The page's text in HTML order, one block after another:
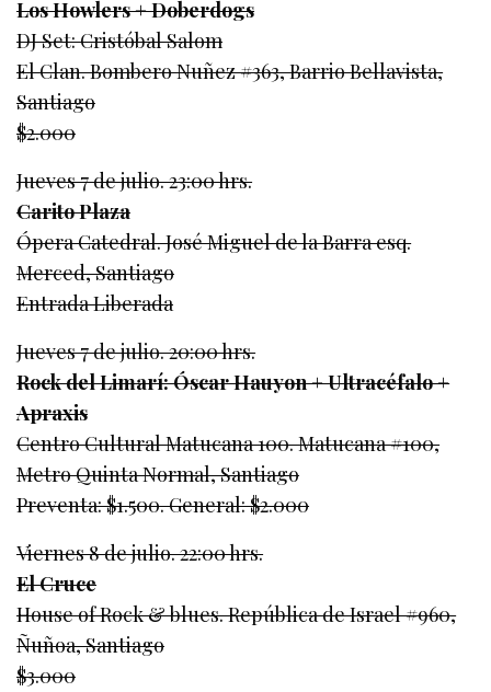
Los Howlers + Doberdogs
DJ Set: Cristóbal Salom
El Clan. Bombero Nuñez #363, Barrio Bellavista,
Santiago
$2.000
Jueves 7 de julio. 23:00 hrs.
Carito Plaza
Ópera Catedral. José Miguel de la Barra esq.
Merced, Santiago
Entrada Liberada
Jueves 7 de julio. 20:00 hrs.
Rock del Limarí: Óscar Hauyon + Ultracéfalo +
Apraxis
Centro Cultural Matucana 100. Matucana #100,
Metro Quinta Normal, Santiago
Preventa: $1.500. General: $2.000
Viernes 8 de julio. 22:00 hrs.
El Cruce
House of Rock & blues. República de Israel #960,
Ñuñoa, Santiago
$3.000